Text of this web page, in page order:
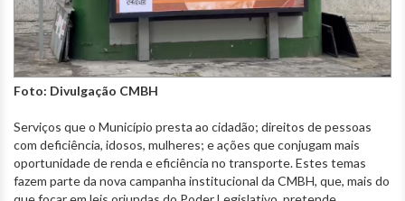
Foto: Divulgação CMBH
Serviços que o Município presta ao cidadão; direitos de pessoas
com deficiência, idosos, mulheres; e ações que conjugam mais
oportunidade de renda e eficiência no transporte. Estes temas
fazem parte da nova campanha institucional da CMBH, que, mais do